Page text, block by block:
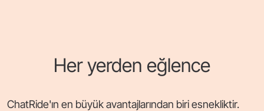
Her yerden eğlence
ChatRide'ın en büyük avantajlarından biri esnekliktir.